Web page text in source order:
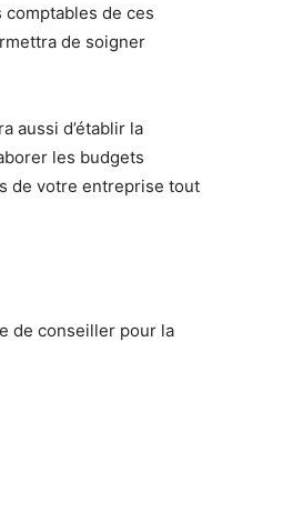
comptables de ces
de soigner
aussi d’établir la
les budgets
de votre entreprise tout
de conseiller pour la